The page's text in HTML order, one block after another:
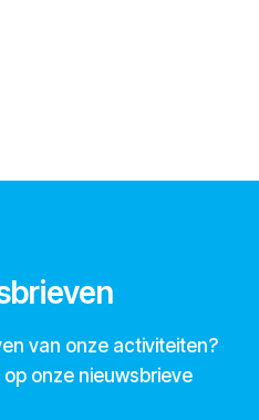
van onze activiteiten?
onze nieuwsbrieve